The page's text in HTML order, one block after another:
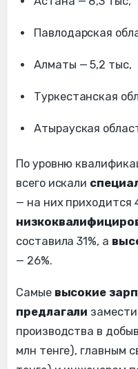
Павлодарская
Алматы — 5,2 тыс,
Туркестанская
Атырауская
По уровню
всего искали
— на них приходится
составила 31%, а
— 26%.
Самые высокие
предлагали
производства в
млн тенге), главным